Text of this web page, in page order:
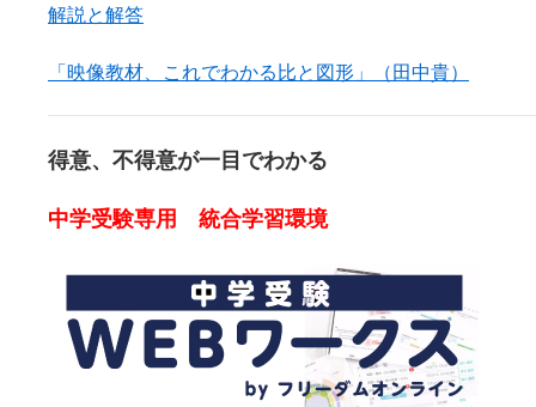
解説と解答
「映像教材、これでわかる比と図形」（田中貴）
得意、不得意が一目でわかる
中学受験専用 統合学習環境